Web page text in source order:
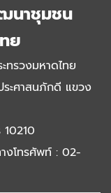
นาชุมชน
ย
รวงมหาดไทย
ระศาสนภักดี แขวง
งโทรศัพท์ : 02-